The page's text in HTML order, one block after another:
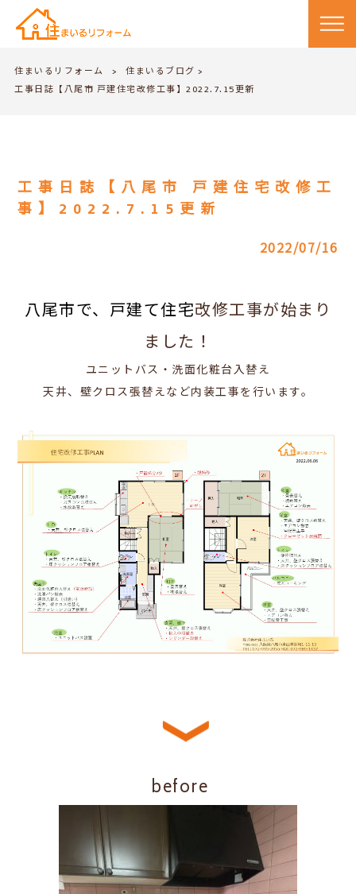
住まいるリフォーム > 住まいるブログ >
工事日誌【八尾市 戸建住宅改修工事】2022.7.15更新
工事日誌【八尾市 戸建住宅改修工
事】2022.7.15更新
2022/07/16
八尾市で、戸建て住宅改修工事が始まり
ました！
ユニットバス・洗面化粧台入替え
天井、壁クロス張替えなど内装工事を行います。
before